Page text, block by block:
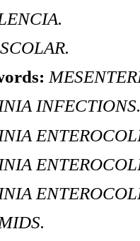
INFECTIONS.